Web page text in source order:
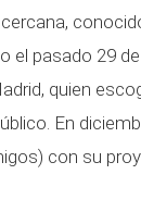
el pasado 29
quien
En
con su